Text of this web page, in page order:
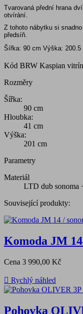
Tvarovaná přední hrana
otvírání.
Z tohoto nábytku si
předsíň.
Šířka: 90 cm Výška: 200.5
Kód BRW Kaspian
Rozměry
Šířka:
90 cm
Hloubka:
41 cm
Výška:
201 cm
Parametry
Materiál
LTD dub sonoma
Související produkty:
Komoda JM
Cena 3 990,00 Kč
 Rychlý náhled
Pohovka